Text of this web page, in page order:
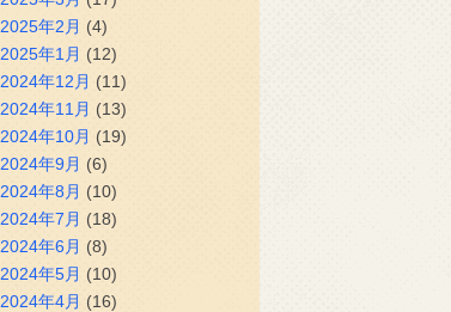
2025年2月 (4)
2025年1月 (12)
2024年12月 (11)
2024年11月 (13)
2024年10月 (19)
2024年9月 (6)
2024年8月 (10)
2024年7月 (18)
2024年6月 (8)
2024年5月 (10)
2024年4月 (16)